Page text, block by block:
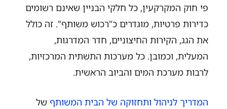
פי חוק המקרקעין, כל חלקי הבניין שאינם רשומים
כדירות פרטיות, מוגדרים כ"רכוש משותף". זה כולל
את הגג, הקירות החיצוניים, חדר המדרגות,
המעלית, וכמובן. כל מערכות התשתית המרכזיות,
לרבות מערכת המים והביוב הראשית.
המדריך לניהול ותחזוקה של הבית המשותףשל